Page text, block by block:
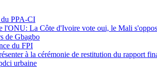
du PPA-CI
l'ONU: La Côte d'Ivoire vote oui, le Mali
de Gbagbo
du FPI
à la cérémonie de restitution du rapport
urbaine